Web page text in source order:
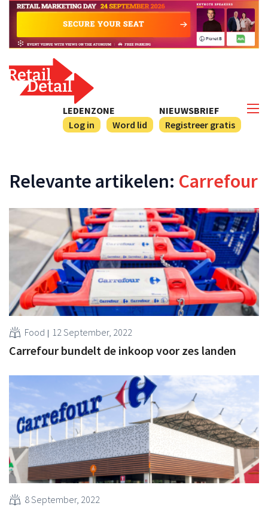
NIEUWSBRIEF
Registreer gratis
LEDENZONE
Log in
Word lid
Relevante artikelen: Carrefour
Food 12 September, 2022
Carrefour bundelt de inkoop voor zes landen
8 September, 2022